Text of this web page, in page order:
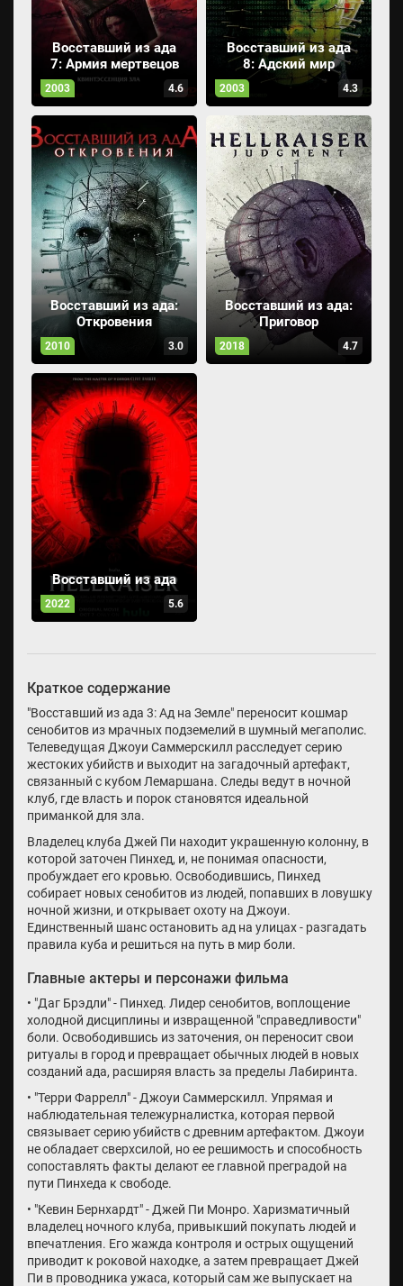
Восставший из ада
7: Армия мертвецов
2003 4.6
Восставший из ада
8: Адский мир
2003 4.3
Восставший из ада:
Откровения
2010 3.0
Восставший из ада:
Приговор
2018 4.7
Восставший из ада
2022 5.6
Краткое содержание
"Восставший из ада 3: Ад на Земле" переносит кошмар
сенобитов из мрачных подземелий в шумный мегаполис.
Телеведущая Джоуи Саммерскилл расследует серию
жестоких убийств и выходит на загадочный артефакт,
связанный с кубом Лемаршана. Следы ведут в ночной
клуб, где власть и порок становятся идеальной
приманкой для зла.
Владелец клуба Джей Пи находит украшенную колонну, в
которой заточен Пинхед, и, не понимая опасности,
пробуждает его кровью. Освободившись, Пинхед
собирает новых сенобитов из людей, попавших в ловушку
ночной жизни, и открывает охоту на Джоуи.
Единственный шанс остановить ад на улицах - разгадать
правила куба и решиться на путь в мир боли.
Главные актеры и персонажи фильма
• "Даг Брэдли" - Пинхед. Лидер сенобитов, воплощение
холодной дисциплины и извращенной "справедливости"
боли. Освободившись из заточения, он переносит свои
ритуалы в город и превращает обычных людей в новых
созданий ада, расширяя власть за пределы Лабиринта.
• "Терри Фаррелл" - Джоуи Саммерскилл. Упрямая и
наблюдательная тележурналистка, которая первой
связывает серию убийств с древним артефактом. Джоуи
не обладает сверхсилой, но ее решимость и способность
сопоставлять факты делают ее главной преградой на
пути Пинхеда к свободе.
• "Кевин Бернхардт" - Джей Пи Монро. Харизматичный
владелец ночного клуба, привыкший покупать людей и
впечатления. Его жажда контроля и острых ощущений
приводит к роковой находке, а затем превращает Джей
Пи в проводника ужаса, который сам же выпускает на